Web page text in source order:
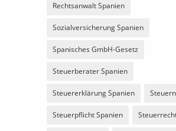
Rechtsanwalt Spanien
Sozialversicherung Spanien
Spanisches GmbH-Gesetz
Steuerberater Spanien
Steuererklärung Spanien
Steuerpflicht Spanien